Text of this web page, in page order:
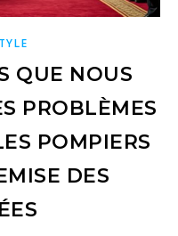
QUE NOUS
PROBLÈMES
POMPIERS
DES